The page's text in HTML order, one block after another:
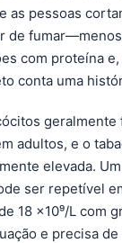
as pessoas
de
com proteína
conta uma
geralmente
adultos, e o
elevada. Um
ser repetível
18 ×10⁹/L com
e precisa de